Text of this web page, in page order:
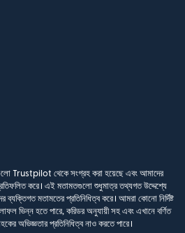
Trustpilot থেকে সংগ্রহ করা হয়েছে এবং আমাদের
করে। এই মতামতগুলো শুধুমাত্র তথ্যগত উদ্দেশ্যে
ব্যক্তিগত মতামতের প্রতিনিধিত্ব করে। আমরা কোনো নির্দিষ্ট
ভিন্ন হতে পারে, করিডর অনুযায়ী সহ এবং এখানে বর্ণিত
অভিজ্ঞতার প্রতিনিধিত্ব নাও করতে পারে।